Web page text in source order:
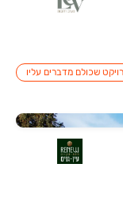
שכולם מדברים עליו